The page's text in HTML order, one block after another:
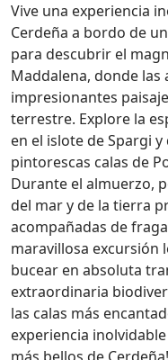
Vive una experiencia
Cerdeña a bordo de
para descubrir el
Maddalena, donde las
impresionantes
terrestre. Explore la
en el islote de Spargi
pintorescas calas de
Durante el almuerzo,
del mar y de la tierra
acompañadas de
maravillosa excursión
bucear en absoluta
extraordinaria
las calas más
experiencia